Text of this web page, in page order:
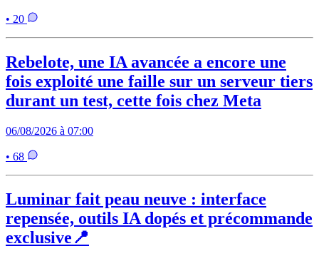
• 20
Rebelote, une IA avancée a encore une
fois exploité une faille sur un serveur tiers
durant un test, cette fois chez Meta
06/08/2026 à 07:00
• 68
Luminar fait peau neuve : interface
repensée, outils IA dopés et précommande
exclusive📍